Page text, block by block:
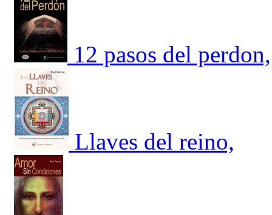
12 pasos del perdon,
Llaves del reino,